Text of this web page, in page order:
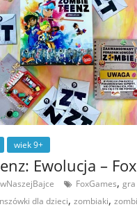
wiek 9+
Ewolucja –
wNaszejBajce FoxGames,
dla dzieci, zombiaki,